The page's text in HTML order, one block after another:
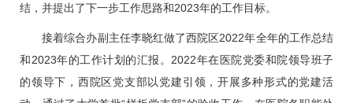
结，并提出了下一步工作思路和2023年的工作目标。
接着综合办副主任李晓红做了西院区2022年全年的工作总结
和2023年的工作计划的汇报。2022年在医院党委和院领导班子
的领导下，西院区党支部以党建引领，开展多种形式的党建活